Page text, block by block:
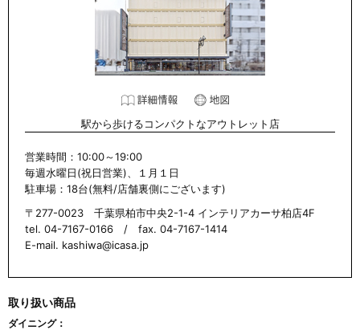
駅から歩けるコンパクトなアウトレット店
営業時間：10:00～19:00
毎週水曜日(祝日営業)、１月１日
駐車場：18台(無料/店舗裏側にございます)
〒277-0023 千葉県柏市中央2-1-4 インテリアカーサ柏店4F
tel. 04-7167-0166 / fax. 04-7167-1414
E-mail. kashiwa@icasa.jp
取り扱い商品
ダイニング：